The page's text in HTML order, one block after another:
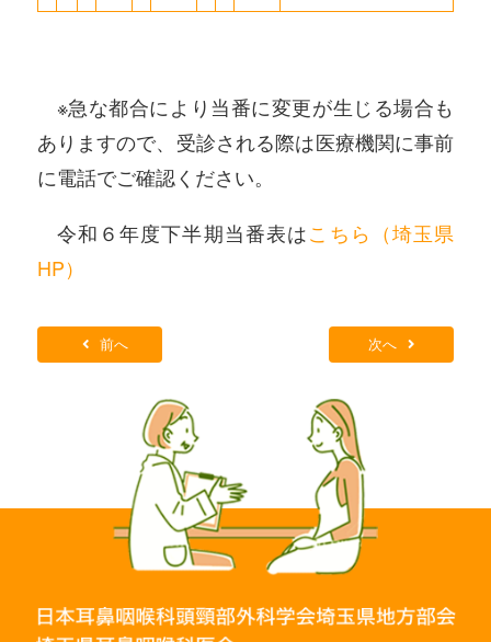
※急な都合により当番に変更が生じる場合も
ありますので、受診される際は医療機関に事前
に電話でご確認ください。
令和６年度下半期当番表はこちら（埼玉県
HP）
前へ 次へ